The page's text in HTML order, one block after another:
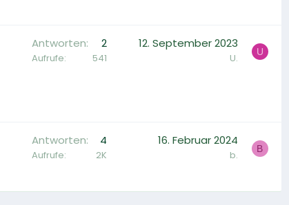
Antworten 2
Aufrufe 541
12. September 2023
U. U
Antworten 4
Aufrufe 2K
16. Februar 2024
b. B